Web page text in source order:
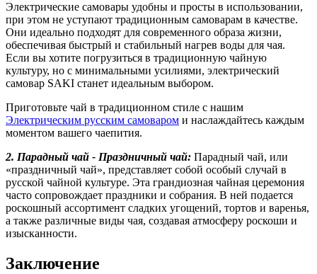
Электрические самовары удобны и просты в использовании,
при этом не уступают традиционным самоварам в качестве.
Они идеально подходят для современного образа жизни,
обеспечивая быстрый и стабильный нагрев воды для чая.
Если вы хотите погрузиться в традиционную чайную
культуру, но с минимальными усилиями, электрический
самовар SAKI станет идеальным выбором.
Приготовьте чай в традиционном стиле с нашим
Электрическим русским самоваром и наслаждайтесь каждым
моментом вашего чаепития.
2. Парадный чай - Праздничный чай: Парадный чай, или
«праздничный чай», представляет собой особый случай в
русской чайной культуре. Эта грандиозная чайная церемония
часто сопровождает праздники и собрания. В ней подается
роскошный ассортимент сладких угощений, тортов и варенья,
а также различные виды чая, создавая атмосферу роскоши и
изысканности.
Заключение